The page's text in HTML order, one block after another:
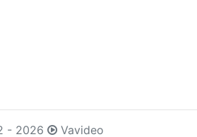
- 2026 Vavideo